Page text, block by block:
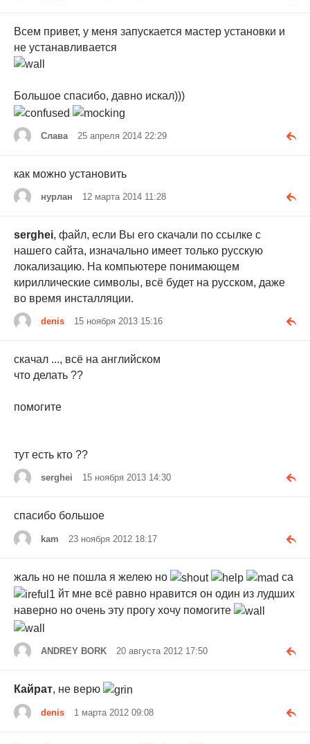
Всем привет, у меня запускается мастер установки и
не устанавливается
Большое спасибо, давно искал)))
Слава 25 апреля 2014 22:29
как можно установить
нурлан 12 марта 2014 11:28
serghei, файл, если Вы его скачали по ссылке с
нашего сайта, изначально имеет только русскую
локализацию. На компьютере понимающем
кириллические символы, всё будет на русском, даже
во время инсталляции.
denis 15 ноября 2013 15:16
скачал ..., всё на английском
что делать ??
помогите
тут есть кто ??
serghei 15 ноября 2013 14:30
спасибо большое
kam 23 ноября 2012 18:17
жаль но не пошла я желею но
са
йт мне всё равно нравится он один из лудших
наверно но очень эту прогу хочу помогите
ANDREY BORK 20 августа 2012 17:50
Кайрат, не верю
denis 1 марта 2012 09:08